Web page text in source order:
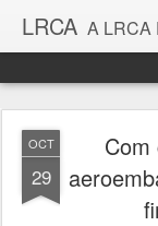
LRCA A LRCA Defense Consulting é uma
OCT
29
Com